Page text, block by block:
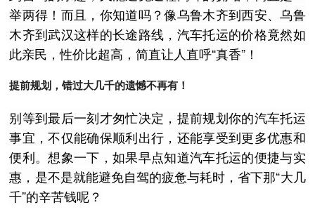
举两得！而且，你知道吗？像乌鲁木齐到西安、乌鲁
木齐到武汉这样的长途路线，汽车托运的价格竟然如
此亲民，性价比超高，简直让人直呼“真香”！
提前规划，错过大几千的遗憾不再有！
别等到最后一刻才匆忙决定，提前规划你的汽车托运
事宜，不仅能确保顺利出行，还能享受到更多优惠和
便利。想象一下，如果早点知道汽车托运的便捷与实
惠，是不是就能避免自驾的疲惫与耗时，省下那“大几
千”的辛苦钱呢？